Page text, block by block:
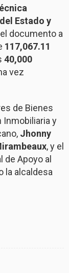
Estado y
documento a
117,067.11
40,000
vez
de Bienes
Inmobiliaria y
Jhonny
, y el
de Apoyo al
la alcaldesa